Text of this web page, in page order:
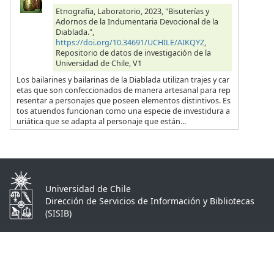
Etnografía, Laboratorio, 2023, "Bisuterías y
Adornos de la Indumentaria Devocional de la
Diablada.",
https://doi.org/10.34691/UCHILE/AIKQYZ,
Repositorio de datos de investigación de la
Universidad de Chile, V1
Los bailarines y bailarinas de la Diablada utilizan trajes y car
etas que son confeccionados de manera artesanal para rep
resentar a personajes que poseen elementos distintivos. Es
tos atuendos funcionan como una especie de investidura a
uriática que se adapta al personaje que están...
Universidad de Chile
Dirección de Servicios de Información y Bibliotecas
(SISIB)